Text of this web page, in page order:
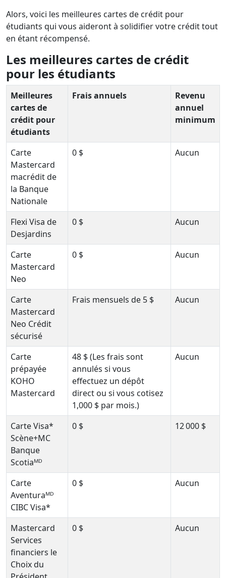
Alors, voici les meilleures cartes de crédit pour
étudiants qui vous aideront à solidifier votre crédit tout
en étant récompensé.
Les meilleures cartes de crédit
pour les étudiants
Meilleures
cartes de
crédit pour
étudiants
Frais annuels
Revenu
annuel
minimum
Carte
Mastercard
macrédit de
la Banque
Nationale
0 $ Aucun
Flexi Visa de
Desjardins
0 $ Aucun
Carte
Mastercard
Neo
0 $ Aucun
Carte
Mastercard
Neo Crédit
sécurisé
Frais mensuels de 5 $ Aucun
Carte
prépayée
KOHO
Mastercard
48 $ (Les frais sont
annulés si vous
effectuez un dépôt
direct ou si vous cotisez
1,000 $ par mois.)
Aucun
Carte Visa*
Scène+MC
Banque
Scotiaᴹᴰ
0 $ 12 000 $
Carte
Aventuraᴹᴰ
CIBC Visa*
0 $ Aucun
Mastercard
Services
financiers le
Choix du
0 $ Aucun